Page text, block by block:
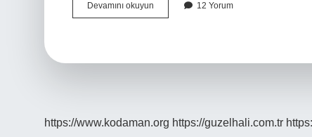
Devamını okuyun
Düşünmenin
12 Yorum
https://www.kodaman.org https://guzelhali.com.tr